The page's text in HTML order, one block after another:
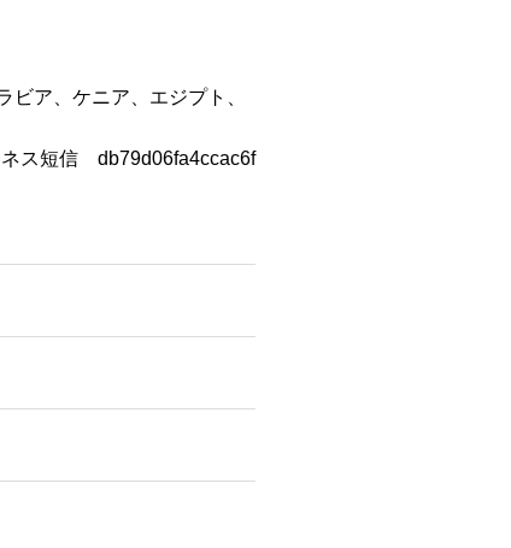
ア、ケニア、エジプト、
ネス短信 db79d06fa4ccac6f